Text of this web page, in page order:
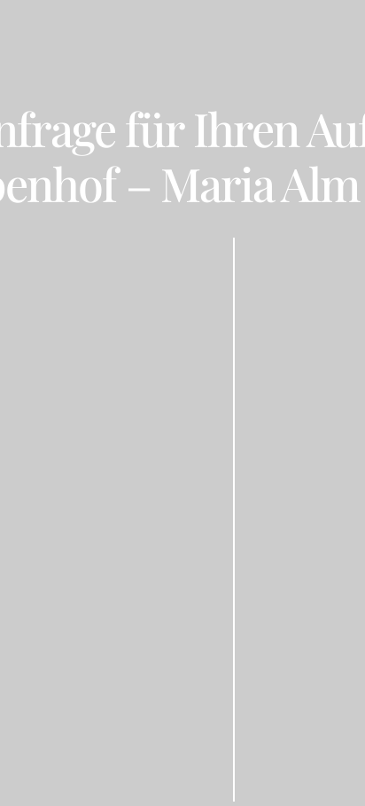
für Ihren
– Maria